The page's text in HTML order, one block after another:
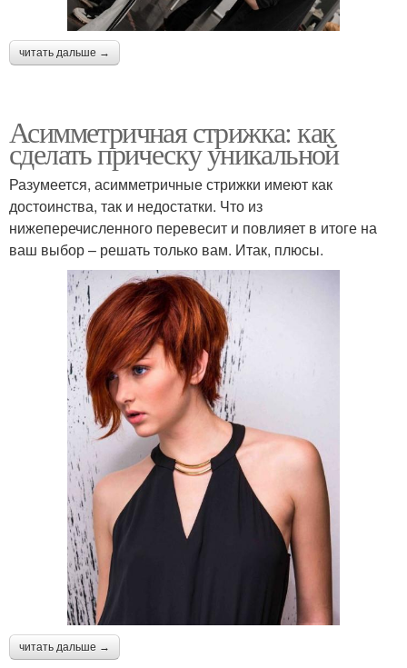
читать дальше →
Асимметричная стрижка: как
сделать прическу уникальной
Разумеется, асимметричные стрижки имеют как
достоинства, так и недостатки. Что из
нижеперечисленного перевесит и повлияет в итоге на
ваш выбор – решать только вам. Итак, плюсы.
читать дальше →